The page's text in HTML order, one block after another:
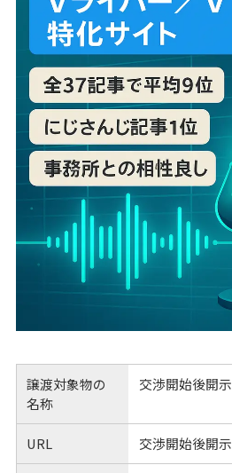
譲渡対象物の
名称
交渉開始後開示
URL 交渉開始後開示